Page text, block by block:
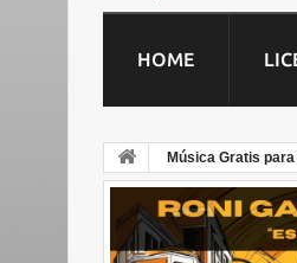
HOME
Música Gratis para